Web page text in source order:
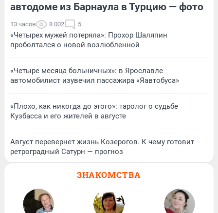
автодоме из Барнаула в Турцию — фото
13 часов 8 002 5
«Четырех мужей потеряла»: Прохор Шаляпин
проболтался о новой возлюбленной
«Четыре месяца больничных»: в Ярославле
автомобилист изувечил пассажира «Яавтобуса»
«Плохо, как никогда до этого»: таролог о судьбе
Кузбасса и его жителей в августе
Август перевернет жизнь Козерогов. К чему готовит
ретроградный Сатурн — прогноз
ЗНАКОМСТВА